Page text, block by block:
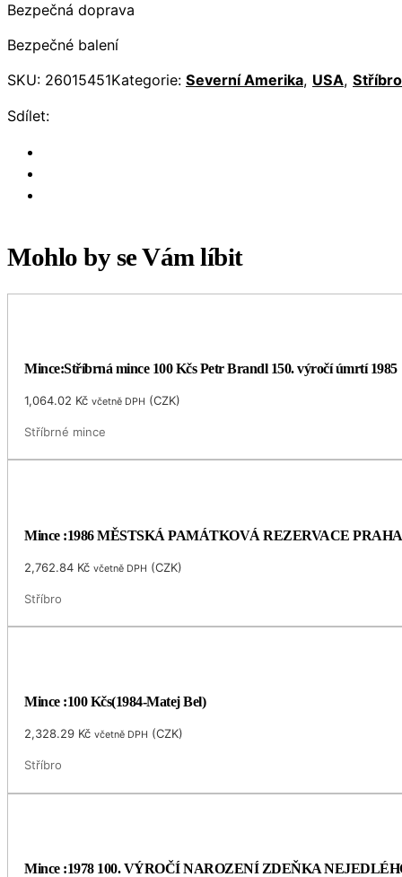
Bezpečná doprava
Bezpečné balení
SKU: 26015451Kategorie: Severní Amerika, USA, Stříbro
Sdílet:
Mohlo by se Vám líbit
Mince:Stříbrná mince 100 Kčs Petr Brandl 150. výročí úmrtí 1985
1,064.02 Kč včetně DPH (CZK)
Stříbrné mince
Mince :1986 MĚSTSKÁ PAMÁTKOVÁ REZERVACE PRAHA
2,762.84 Kč včetně DPH (CZK)
Stříbro
Mince :100 Kčs(1984-Matej Bel)
2,328.29 Kč včetně DPH (CZK)
Stříbro
Mince :1978 100. VÝROČÍ NAROZENÍ ZDEŇKA